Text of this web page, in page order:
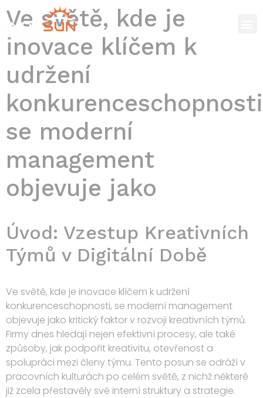
Ve světě, kde je
inovace klíčem k
udržení
se moderní
management
objevuje jako
Úvod: Vzestup Kreativních
Týmů v Digitální Době
Ve světě, kde je inovace klíčem k udržení
konkurenceschopnosti, se moderní management
objevuje jako kritický faktor v rozvoji kreativních týmů.
Firmy dnes hledají nejen efektivní procesy, ale také
způsoby, jak podpořit kreativitu, otevřenost a
spolupráci mezi členy týmu. Tento posun se odráží v
pracovních kulturách po celém světě, z nichž některé
již zcela přestavěly své interní struktury a strategie.